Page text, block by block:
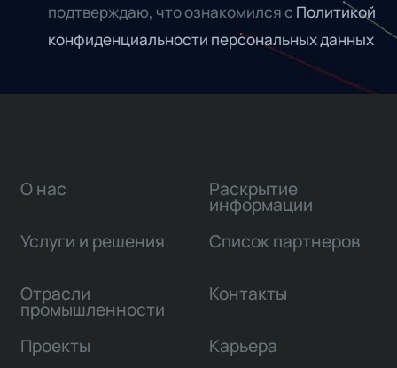
подтверждаю, что ознакомился с Политикой
конфиденциальности персональных данных
О нас
Услуги и решения
Отрасли
промышленности
Проекты
Раскрытие
информации
Список партнеров
Контакты
Карьера